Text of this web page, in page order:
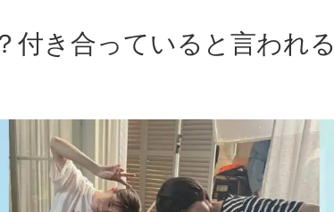
付き合っていると言われる